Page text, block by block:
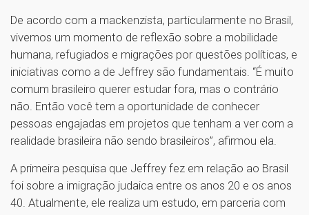
De acordo com a mackenzista, particularmente no Brasil,
vivemos um momento de reflexão sobre a mobilidade
humana, refugiados e migrações por questões políticas, e
iniciativas como a de Jeffrey são fundamentais. “É muito
comum brasileiro querer estudar fora, mas o contrário
não. Então você tem a oportunidade de conhecer
pessoas engajadas em projetos que tenham a ver com a
realidade brasileira não sendo brasileiros”, afirmou ela.
A primeira pesquisa que Jeffrey fez em relação ao Brasil
foi sobre a imigração judaica entre os anos 20 e os anos
40. Atualmente, ele realiza um estudo, em parceria com